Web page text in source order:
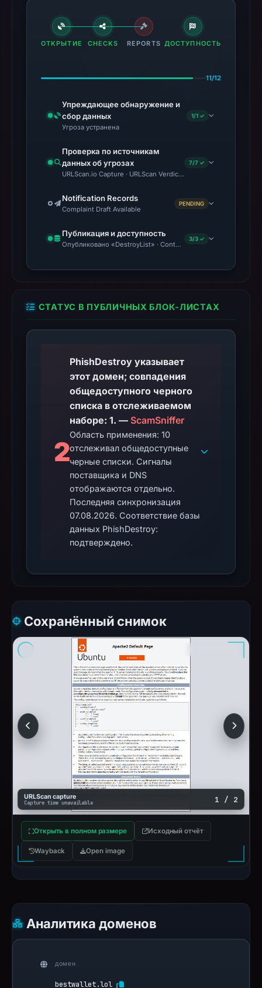
ОТКРЫТИЕ CHECKS REPORTS ДОСТУПНОСТЬ
11/12
Упреждающее обнаружение и
сбор данных
Угроза устранена
1/1 ✓
Проверка по источникам
данных об угрозах
URLScan.io Capture · URLScan Verdict · VirusTotal · Google
7/7 ✓
Notification Records
Complaint Draft Available
PENDING
Публикация и доступность
Опубликовано «DestroyList» · Content Observed Unavailable
3/3 ✓
СТАТУС В ПУБЛИЧНЫХ БЛОК-ЛИСТАХ
2
PhishDestroy указывает
этот домен; совпадения
общедоступного черного
списка в отслеживаемом
наборе: 1. — ScamSniffer
Область применения: 10
отслеживал общедоступные
черные списки. Сигналы
поставщика и DNS
отображаются отдельно.
Последняя синхронизация
07.08.2026. Соответствие базы
данных PhishDestroy:
подтверждено.
Сохранённый снимок
URLScan capture
Capture time unavailable 1 / 2
Открыть в полном размере Исходный отчёт
Wayback Open image
Аналитика доменов
домен
bestwallet.lol